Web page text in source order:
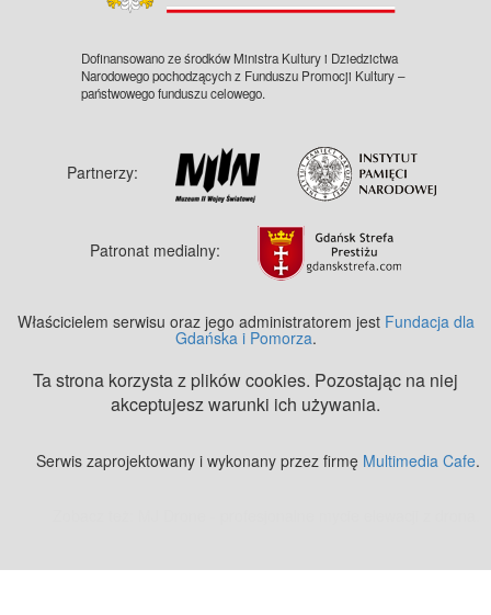
Dofinansowano ze środków Ministra Kultury i Dziedzictwa
Narodowego pochodzących z Funduszu Promocji Kultury –
państwowego funduszu celowego.
Partnerzy:
Patronat medialny:
Właścicielem serwisu oraz jego administratorem jest Fundacja dla
Gdańska i Pomorza.
Ta strona korzysta z plików cookies. Pozostając na niej
akceptujesz warunki ich używania.
Serwis zaprojektowany i wykonany przez firmę Multimedia Cafe.